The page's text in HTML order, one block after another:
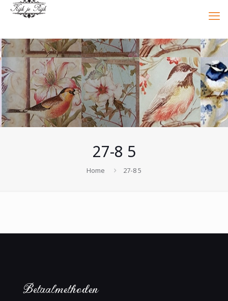
27-8 5
Home 27-8 5
Betaalmethoden